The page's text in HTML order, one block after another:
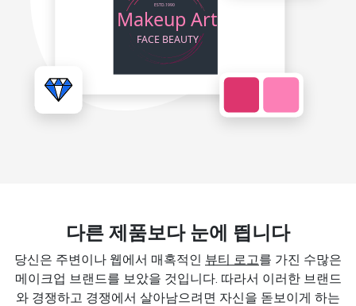
다른 제품보다 눈에 띕니다
당신은 주변이나 웹에서 매혹적인 뷰티 로고를 가진 수많은
메이크업 브랜드를 보았을 것입니다. 따라서 이러한 브랜드
와 경쟁하고 경쟁에서 살아남으려면 자신을 돋보이게 하는